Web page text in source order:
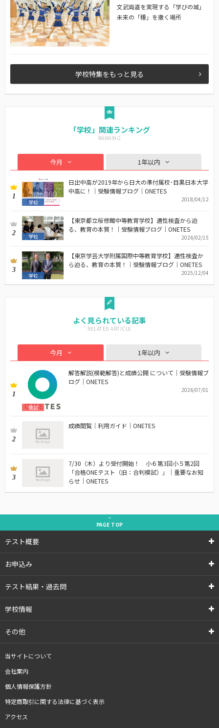
文武両道を実現する「学びの城」
未来の「種」を撒く場所
学校特集をもっと見る
「学校」関連ランキング
今月 1年以内
1
学校
日出中高が2019年から日大の準付属校･目黒日本大学
中高に！｜受験情報ブログ｜ONETES
2018/04/12
2 学校
【東京都立桜修館中等教育学校】適性検査から迫
る、教育の本質！｜受験情報ブログ｜ONETES
2026/02/15
3
学校
【東京学芸大学附属国際中等教育学校】適性検査か
ら迫る、教育の本質！｜受験情報ブログ｜ONETES
2025/12/04
よく見られている記事
今月 1年以内
1
模試
解答解説(模範解答)と成績公開 について｜受験情報ブ
ログ｜ONETES
2026/07/01
2
成績閲覧｜利用ガイド｜ONETES
3
7/30（木）より受付開始！ 小６第3回小５第2回
「合格ONEテスト（旧：合判模試）」｜重要なお知
らせ｜ONETES
PAGE TOP
テスト概要
お申込み
テスト結果・過去問
学校情報
その他
当サイトについて
会社案内
個人情報保護方針
特定商取引に関する法律に基づく表示
アクセス